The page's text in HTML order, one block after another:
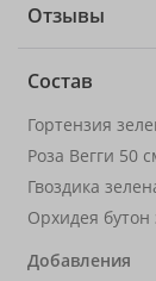
Отзывы
Состав
Гортензия
Роза Вегги 50
Гвоздика
Орхидея
Добавления